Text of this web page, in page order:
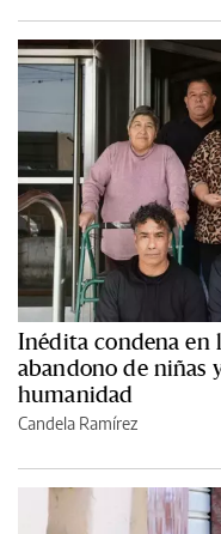
Inédita condena en
abandono de niñas
humanidad
Candela Ramírez